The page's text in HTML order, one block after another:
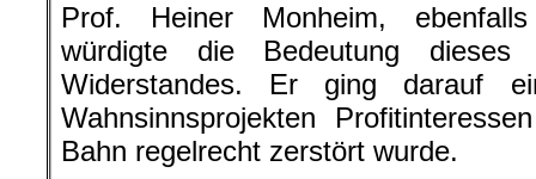
Prof. Heiner Monheim, ebenfalls
würdigte die Bedeutung dieses
Widerstandes. Er ging darauf
Wahnsinnsprojekten
Bahn regelrecht zerstört wurde.